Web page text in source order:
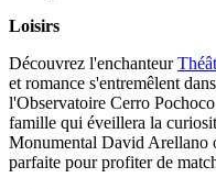
Loisirs
Découvrez l'enchanteur
et romance s'entremêlent
l'Observatoire Cerro
famille qui éveillera la
Monumental David Arellano
parfaite pour profiter de